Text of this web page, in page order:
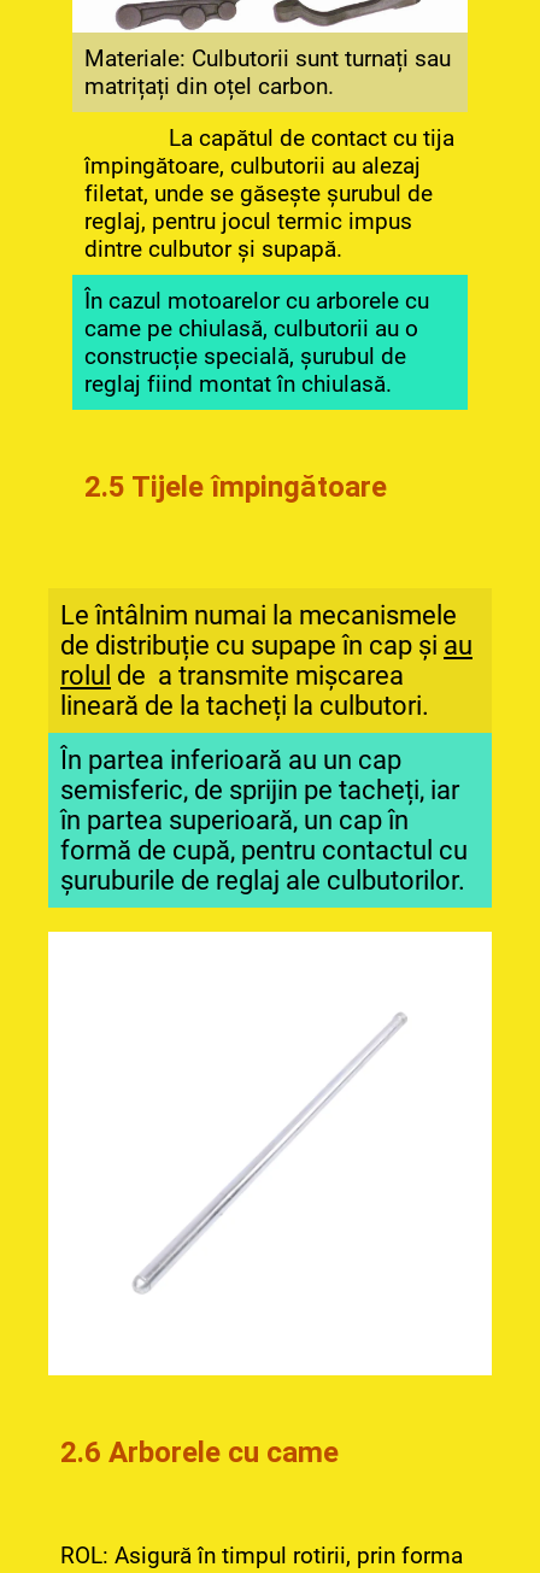
Materiale: Culbutorii sunt turnați sau
matrițați din oțel carbon.
La capătul de contact cu tija
împingătoare, culbutorii au alezaj
filetat, unde se găsește șurubul de
reglaj, pentru jocul termic impus
dintre culbutor și supapă.
În cazul motoarelor cu arborele cu
came pe chiulasă, culbutorii au o
construcție specială, șurubul de
reglaj fiind montat în chiulasă.
2.5 Tijele împingătoare
Le întâlnim numai la mecanismele
de distribuție cu supape în cap și au
rolul de a transmite mișcarea
lineară de la tacheți la culbutori.
În partea inferioară au un cap
semisferic, de sprijin pe tacheți, iar
în partea superioară, un cap în
formă de cupă, pentru contactul cu
șuruburile de reglaj ale culbutorilor.
2.6 Arborele cu came
ROL: Asigură în timpul rotirii, prin forma